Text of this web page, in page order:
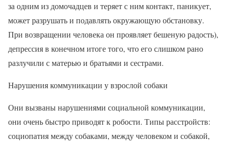
за одним из домочадцев и теряет с ним контакт, паникует,
может разрушать и подавлять окружающую обстановку.
При возвращении человека он проявляет бешеную радость),
депрессия в конечном итоге того, что его слишком рано
разлучили с матерью и братьями и сестрами.
Нарушения коммуникации у взрослой собаки
Они вызваны нарушениями социальной коммуникации,
они очень быстро приводят к робости. Типы расстройств:
социопатия между собаками, между человеком и собакой,